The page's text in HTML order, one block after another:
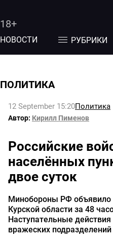
18+
НОВОСТИ РУБРИКИ
ПОЛИТИКА
12 September 15:20Политика
Автор: Кирилл Пименов
Российские
населённых
двое суток
Минобороны РФ объявило
Курской области за 48
Наступательные
вражеских подразделений